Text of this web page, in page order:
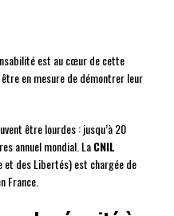
est au cœur de cette
en mesure de démontrer leur
être lourdes : jusqu’à 20
annuel mondial. LaCNIL
et des Libertés) est chargée de
France.